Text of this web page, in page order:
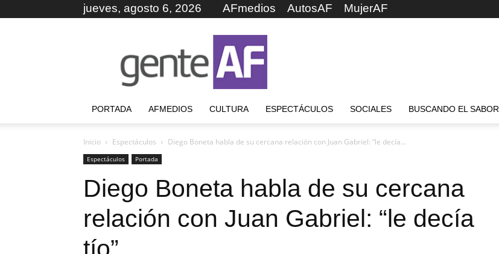
jueves, agosto 6, 2026 AFmedios AutosAF MujerAF
PORTADA AFMEDIOS CULTURA ESPECTÁCULOS SOCIALES BUSCANDO EL SABOR
Inicio Espectáculos Diego Boneta habla de su cercana relación con Juan Gabriel: “le decía...
Espectáculos Portada
Diego Boneta habla de su cercana
relación con Juan Gabriel: “le decía